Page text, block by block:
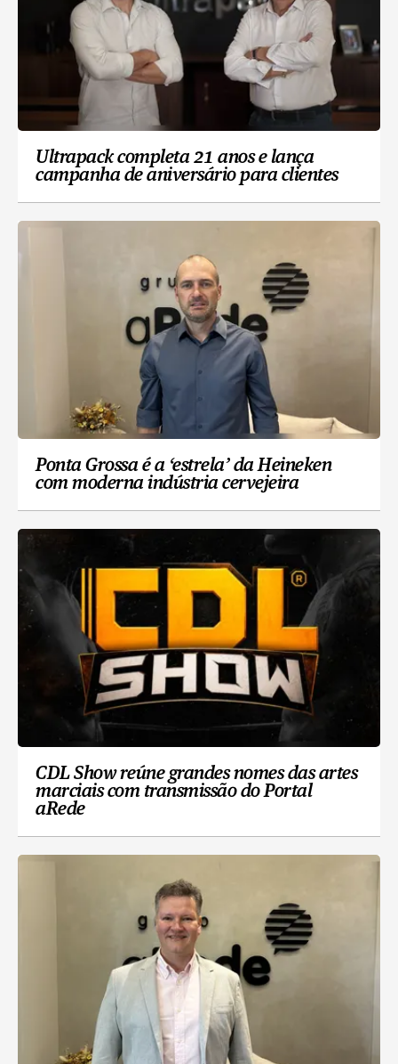
Ultrapack completa 21 anos e lança
campanha de aniversário para clientes
Ponta Grossa é a ‘estrela’ da Heineken
com moderna indústria cervejeira
CDL Show reúne grandes nomes das artes
marciais com transmissão do Portal
aRede